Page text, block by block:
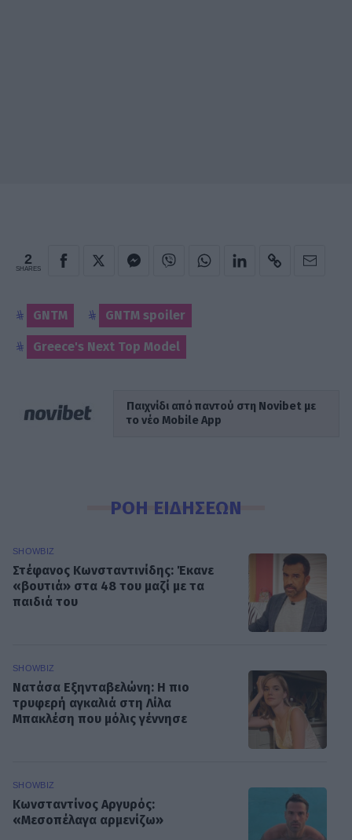
2
SHARES
GNTM GNTM spoiler
Greece's Next Top Model
Παιχνίδι από παντού στη Novibet με
το νέο Mobile App
ΡΟΗ ΕΙΔΗΣΕΩΝ
SHOWBIZ
Στέφανος Κωνσταντινίδης: Έκανε
«βουτιά» στα 48 του μαζί με τα
παιδιά του
SHOWBIZ
Νατάσα Εξηνταβελώνη: Η πιο
τρυφερή αγκαλιά στη Λίλα
Μπακλέση που μόλις γέννησε
SHOWBIZ
Κωνσταντίνος Αργυρός:
«Μεσοπέλαγα αρμενίζω»